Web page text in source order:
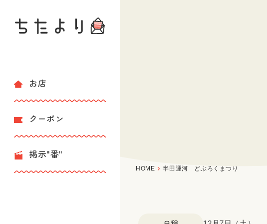
お店
クーポン
掲示"番"
HOME 半田運河 どぶろくまつり